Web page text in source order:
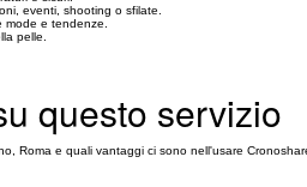
eventi, shooting o sfilate.
mode e tendenze.
pelle.
questo servizio
Roma e quali vantaggi ci sono nell'usare